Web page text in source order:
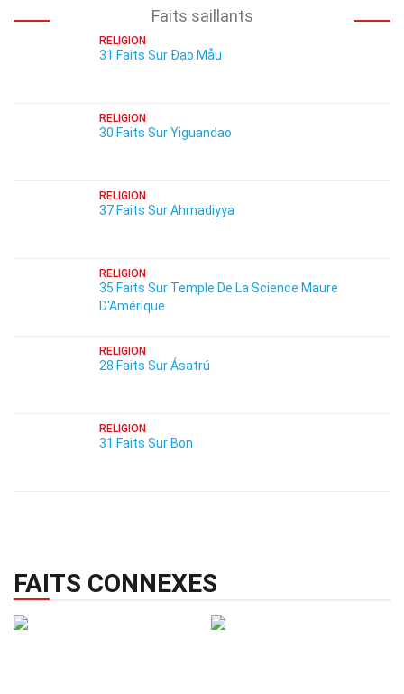
Faits saillants
RELIGION
31 Faits Sur Đạo Mẫu
RELIGION
30 Faits Sur Yiguandao
RELIGION
37 Faits Sur Ahmadiyya
RELIGION
35 Faits Sur Temple De La Science Maure
D'Amérique
RELIGION
28 Faits Sur Ásatrú
RELIGION
31 Faits Sur Bon
FAITS CONNEXES